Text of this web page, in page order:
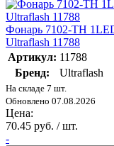
Фонарь 7102-ТН
Ultraflash 11788
Артикул: 11788
Бренд:
Ultraflash
На складе 7 шт.
Обновлено 07.08.2026
Цена:
70.45 руб. / шт.
-